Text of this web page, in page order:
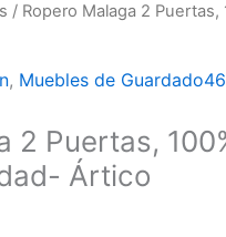
/ Ropero Malaga 2 Puertas,
, Muebles de
2 Puertas,
Ártico